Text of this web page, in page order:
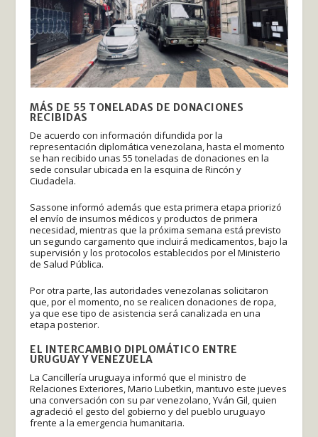
MÁS DE 55 TONELADAS DE DONACIONES
RECIBIDAS
De acuerdo con información difundida por la
representación diplomática venezolana, hasta el momento
se han recibido unas 55 toneladas de donaciones en la
sede consular ubicada en la esquina de Rincón y
Ciudadela.
Sassone informó además que esta primera etapa priorizó
el envío de insumos médicos y productos de primera
necesidad, mientras que la próxima semana está previsto
un segundo cargamento que incluirá medicamentos, bajo la
supervisión y los protocolos establecidos por el Ministerio
de Salud Pública.
Por otra parte, las autoridades venezolanas solicitaron
que, por el momento, no se realicen donaciones de ropa,
ya que ese tipo de asistencia será canalizada en una
etapa posterior.
EL INTERCAMBIO DIPLOMÁTICO ENTRE
URUGUAY Y VENEZUELA
La Cancillería uruguaya informó que el ministro de
Relaciones Exteriores, Mario Lubetkin, mantuvo este jueves
una conversación con su par venezolano, Yván Gil, quien
agradeció el gesto del gobierno y del pueblo uruguayo
frente a la emergencia humanitaria.